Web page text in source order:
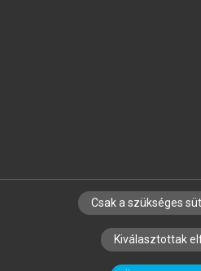
SZERZŐKNEK CÉGEKNEK
SZERKESZTÉSI ÉS
Csak a szükséges
Kiválasztottak